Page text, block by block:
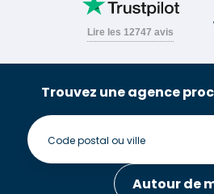
Trouvez une agence
Autour de